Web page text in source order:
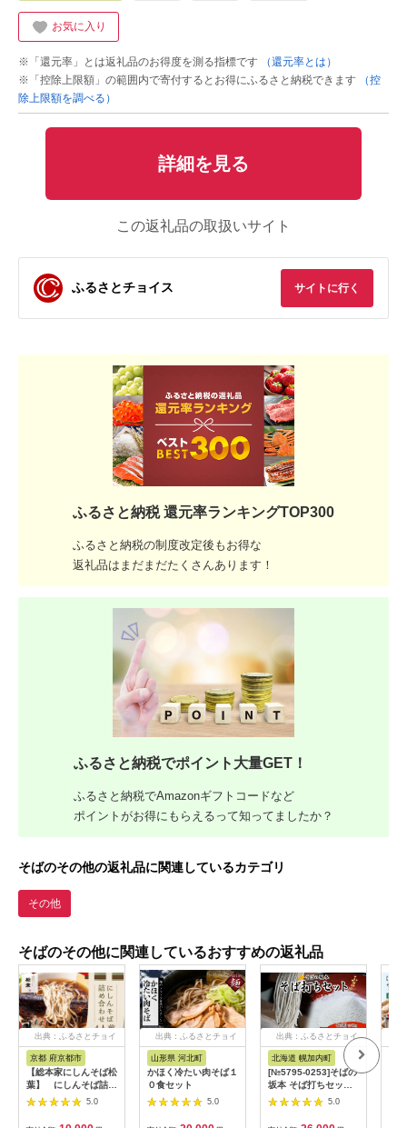
お気に入り
※「還元率」とは返礼品のお得度を測る指標です
（還元率とは）
※「控除上限額」の範囲内で寄付するとお得にふるさと納税できます
（控
除上限額を調べる）
詳細を見る
この返礼品の取扱いサイト
ふるさとチョイス サイトに行く
ふるさと納税 還元率ランキングTOP300
ふるさと納税の制度改定後もお得な
返礼品はまだまだたくさんあります！
ふるさと納税でポイント大量GET！
ふるさと納税でAmazonギフトコードなど
ポイントがお得にもらえるって知ってましたか？
そばのその他の返礼品に関連しているカテゴリ
その他
そばのその他に関連しているおすすめの返礼品
出典：ふるさとチョイ
ス
京都 府京都市
【総本家にしんそば松
葉】 にしんそば詰合
(4人前)
5.0
出典：ふるさとチョイ
ス
山形県 河北町
かほく冷たい肉そば１
０食セット
5.0
出典：ふるさとチョイ
北海道 幌加内町
[№5795-0253]そばの
坂本 そば打ちセット
そば粉 打ち粉 つなぎ
蕎麦 そば工房坂本 蕎
麦粉 そば作り 蕎麦作
5.0